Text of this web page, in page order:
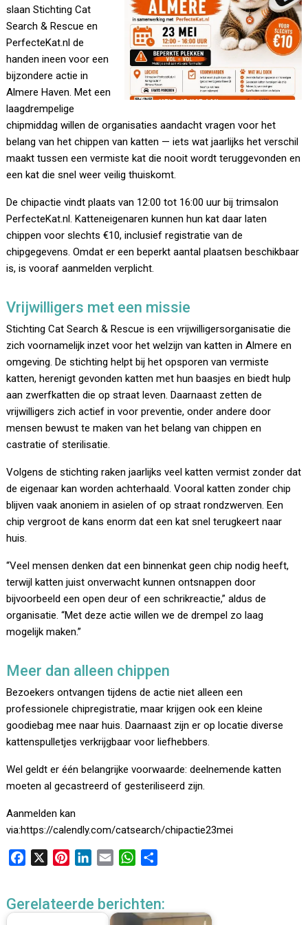
slaan Stichting Cat
Search & Rescue en
PerfecteKat.nl de
handen ineen voor een
bijzondere actie in
Almere Haven. Met een
laagdrempelige
chipmiddag willen de organisaties aandacht vragen voor het
belang van het chippen van katten — iets wat jaarlijks het verschil
maakt tussen een vermiste kat die nooit wordt teruggevonden en
een kat die snel weer veilig thuiskomt.
De chipactie vindt plaats van 12:00 tot 16:00 uur bij trimsalon
PerfecteKat.nl. Katteneigenaren kunnen hun kat daar laten
chippen voor slechts €10, inclusief registratie van de
chipgegevens. Omdat er een beperkt aantal plaatsen beschikbaar
is, is vooraf aanmelden verplicht.
Vrijwilligers met een missie
Stichting Cat Search & Rescue is een vrijwilligersorganisatie die
zich voornamelijk inzet voor het welzijn van katten in Almere en
omgeving. De stichting helpt bij het opsporen van vermiste
katten, herenigt gevonden katten met hun baasjes en biedt hulp
aan zwerfkatten die op straat leven. Daarnaast zetten de
vrijwilligers zich actief in voor preventie, onder andere door
mensen bewust te maken van het belang van chippen en
castratie of sterilisatie.
Volgens de stichting raken jaarlijks veel katten vermist zonder dat
de eigenaar kan worden achterhaald. Vooral katten zonder chip
blijven vaak anoniem in asielen of op straat rondzwerven. Een
chip vergroot de kans enorm dat een kat snel terugkeert naar
huis.
“Veel mensen denken dat een binnenkat geen chip nodig heeft,
terwijl katten juist onverwacht kunnen ontsnappen door
bijvoorbeeld een open deur of een schrikreactie,” aldus de
organisatie. “Met deze actie willen we de drempel zo laag
mogelijk maken.”
Meer dan alleen chippen
Bezoekers ontvangen tijdens de actie niet alleen een
professionele chipregistratie, maar krijgen ook een kleine
goodiebag mee naar huis. Daarnaast zijn er op locatie diverse
kattenspulletjes verkrijgbaar voor liefhebbers.
Wel geldt er één belangrijke voorwaarde: deelnemende katten
moeten al gecastreerd of gesteriliseerd zijn.
Aanmelden kan
via:https://calendly.com/catsearch/chipactie23mei
e
t
k
i
W
t
e
Gerelateerde berichten: